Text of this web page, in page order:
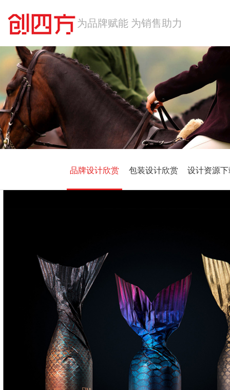
包装案例
酒水饮料
食品特产
化工农业
科技数码
工业制造
日用百货
品牌案例
品牌形象设计
关于我们
历年奖项
公司团队
网站同盟
品牌设计欣赏 包装设计欣赏 设计资源